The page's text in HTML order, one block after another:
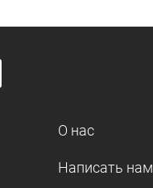
О нас
Написать нам